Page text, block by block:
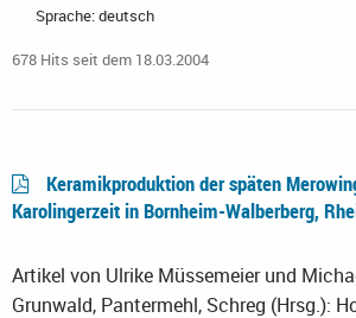
Sprache: deutsch
678 Hits seit dem 18.03.2004
Keramikproduktion der späten
Karolingerzeit in Bornheim-Walberberg,
Artikel von Ulrike Müssemeier und
Grunwald, Pantermehl, Schreg (Hrsg.):